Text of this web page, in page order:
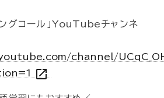
ングコール」YouTubeチャンネ
channel/
open_in_new